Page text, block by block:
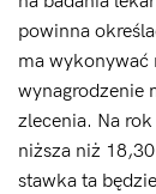
powinna
ma wykonywać
wynagrodzenie
zlecenia. Na
niższa niż
stawka ta